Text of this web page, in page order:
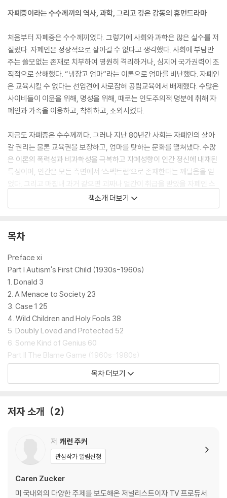
자폐증이라는 수수께끼의 역사, 과학, 그리고 깊은 감동의 휴먼드라마
처음부터 자폐증은 수수께끼였다. 그렇기에 사회와 과학은 많은 실수를 저
질렀다. 자폐인은 정상적으로 살아갈 수 없다고 생각했다. 사회에 부담만
주는 쓸모없는 존재로 치부하여 영원히 격리하거나, 심지어 국가권력이 조
직적으로 살해했다. “냉장고 엄마”라는 이론으로 엄마를 비난했다. 자폐인
은 교육시킬 수 없다는 선입견에 사로잡혀 공립교육에서 배제했다. 수많은
사이비들이 이윤을 위해, 명성을 위해, 때로는 인도주의적 명분에 취해 자
폐인과 가족을 이용하고, 착취하고, 소외시켰다.
지금도 자폐증은 수수께끼다. 그러나 지난 80년간 사회는 자폐인의 살아
갈 권리는 물론 교육권을 보장하고, 엄마를 탓하는 문화를 떨쳐냈다. 수많
은 이론의 폭력성과 비과학성을 극복하고 자폐성향이 인간 정신에 내재된
특성이며, 인간은 모든 측면에서 ‘스펙트럼’으로 존재한다는 깨달음을 얻
었다. 그리고 마침내 과거 같으면 괴짜나 얼간이 취급을 받았을 자폐인 스
스로 자신의 내면을 드러내고, 설명하고, 축복하기에 이르렀다.
몫만큼 역사의 수레바퀴를 굴렸다. 꿈쩍도 않던 수레바퀴가 마침내 진창을
자, 언어학자, 공학자, 작가, 변호사, 영화제작자, 언론인, 교육자, 기업가,
정치인이 재능과 열정과 시간과 노력과 영향력을 아낌없이 바친 결과다.
그러나 무엇보다 큰 힘을 발휘한 사람, 자폐인을 끔찍한 수용기관에서 해
방시켜 “바다를 보여준” 사람, 교육받을 권리를 쟁취한 사람, 이 세상에
“어딘지 다른 사람”이 살아갈 자리를 마련해야 한다고 모두를 설득한 사람
은 자폐인과 가족, 그리고 그들의 말에 귀를 기울인 이름 없는 보통 사람들
이었다. 이 책은 그들의 피와 땀과 눈물, 희생과 비극과 시행착오, 간절한
염원과 비범한 용기와 지극한 사랑에 관한 이야기다.
Finalist for the 2017 Pulitzer Prize in General Nonfiction
f doctors struggling to define autism; of ingenuity, self-
Nearly seventy-five years ago, Donald Triplett of Forest, Miss
issippi, became the first child diagnosed with autism. Beginnin
g with his family’s odyssey, In a Different Key tells the extraor
dinary story of this often misunderstood condition, and of the
책소개 더보기
목차
Preface xi
Part I Autism's First Child (1930s-1960s)
1. Donald 3
2. A Menace to Society 23
3. Case 1 25
4. Wild Children and Holy Fools 38
5. Doubly Loved and Protected 52
6. Some Kind of Genius 60
Part II The Blame Game (1960s-1980s)
7. The Refrigerator Mother 73
11. Mothers-in-Arms 105
13. Home on a Monday Afternoon 128
Part III The End of Institutions (1970s-1990s)
14. "Behind the Walls of the Worlds Indifference" 147
15. The Right to Education 158
16. Getting on the Bus 165
목차 더보기
저자 소개 2
저 캐런 주커
관심작가 알림신청
Caren Zucker
미 국내외의 다양한 주제를 보도해온 저널리스트이자 TV 프로듀서.